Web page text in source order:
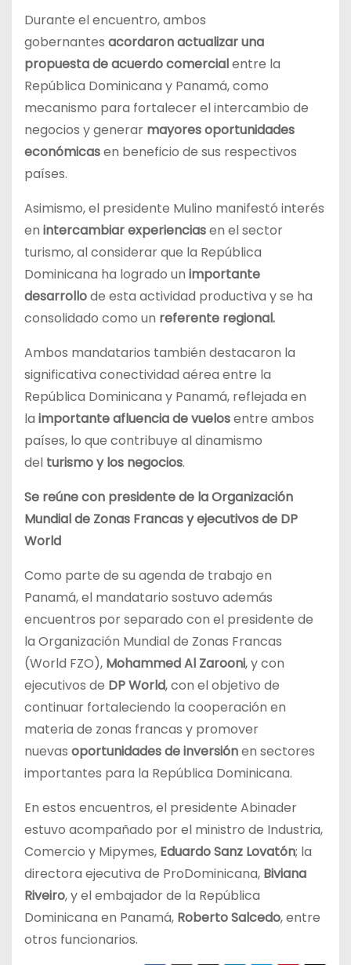
Durante el encuentro, ambos
gobernantes acordaron actualizar una
propuesta de acuerdo comercialentre la
República Dominicana y Panamá, como
mecanismo para fortalecer el intercambio de
negocios y generar mayores oportunidades
económicasen beneficio de sus respectivos
países.
Asimismo, el presidente Mulino manifestó interés
en intercambiar experienciasen el sector
turismo, al considerar que la República
Dominicana ha logrado un importante
desarrollode esta actividad productiva y se ha
consolidado como un referente regional.
Ambos mandatarios también destacaron la
significativa conectividad aérea entre la
República Dominicana y Panamá, reflejada en
la importante afluencia de vuelosentre ambos
países, lo que contribuye al dinamismo
del turismo y los negocios.
Se reúne con presidente de la Organización
Mundial de Zonas Francas y ejecutivos de DP
World
Como parte de su agenda de trabajo en
Panamá, el mandatario sostuvo además
encuentros por separado con el presidente de
la Organización Mundial de Zonas Francas
(World FZO), Mohammed Al Zarooni, y con
ejecutivos de DP World, con el objetivo de
continuar fortaleciendo la cooperación en
materia de zonas francas y promover
nuevas oportunidades de inversiónen sectores
importantes para la República Dominicana.
En estos encuentros, el presidente Abinader
estuvo acompañado por el ministro de Industria,
Comercio y Mipymes, Eduardo Sanz Lovatón; la
directora ejecutiva de ProDominicana, Biviana
Riveiro, y el embajador de la República
Dominicana en Panamá, Roberto Salcedo, entre
otros funcionarios.